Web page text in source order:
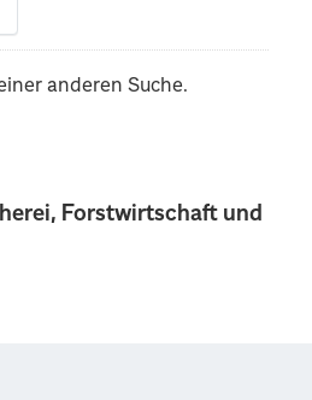
Forstwirtschaft und
anderen Suche.